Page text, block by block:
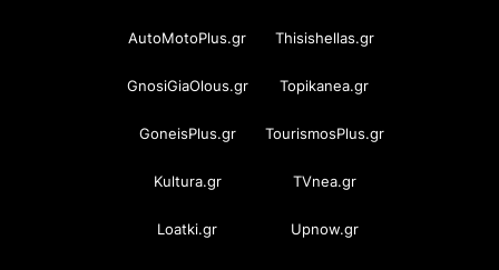
AutoMotoPlus.gr Thisishellas.gr
GnosiGiaOlous.gr Topikanea.gr
GoneisPlus.gr TourismosPlus.gr
Kultura.gr TVnea.gr
Loatki.gr Upnow.gr